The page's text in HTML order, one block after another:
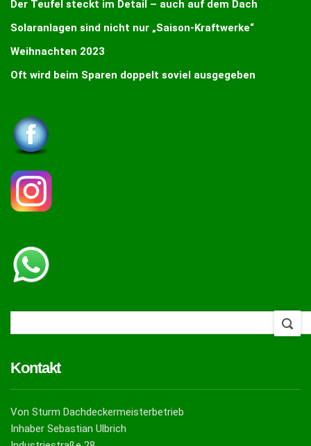
Der Teufel steckt im Detail – auch auf dem Dach
Solaranlagen sind nicht nur „Saison-Kraftwerke“
Weihnachten 2023
Oft wird beim Sparen doppelt soviel ausgegeben
Kontakt
Von Sturm Dachdeckermeisterbetrieb
Inhaber Sebastian Ulbrich